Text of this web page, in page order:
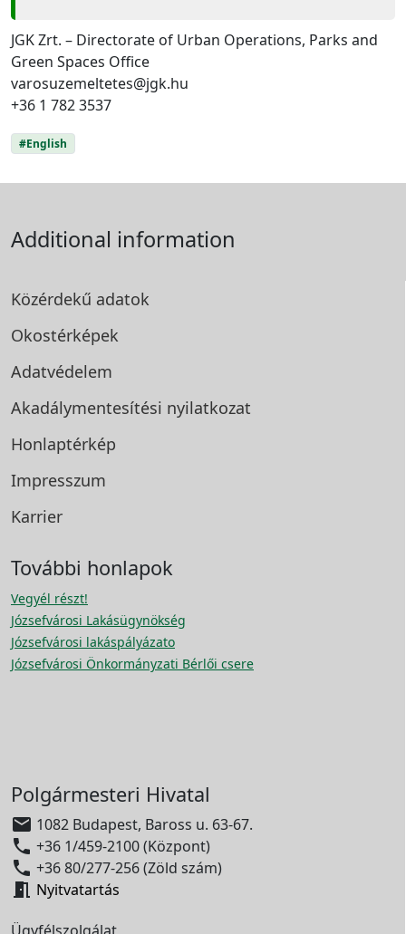
JGK Zrt. – Directorate of Urban Operations, Parks and
Green Spaces Office
varosuzemeltetes@jgk.hu
+36 1 782 3537
#English
Additional information
Közérdekű adatok
Okostérképek
Adatvédelem
Akadálymentesítési nyilatkozat
Honlaptérkép
Impresszum
Karrier
További honlapok
Vegyél részt!
Józsefvárosi Lakásügynökség
Józsefvárosi lakáspályázato
Józsefvárosi Önkormányzati Bérlői csere
Polgármesteri Hivatal
 1082 Budapest, Baross u. 63-67.
 +36 1/459-2100 (Központ)
 +36 80/277-256 (Zöld szám)
 Nyitvatartás